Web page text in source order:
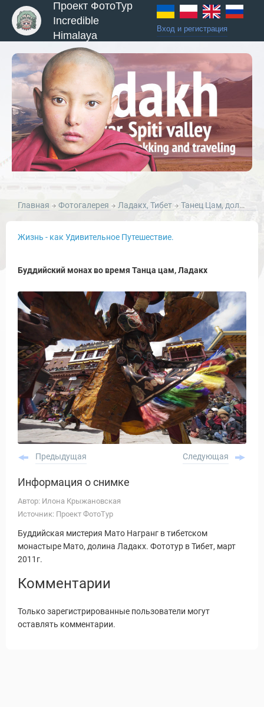
и Туры
Проект ФотоТур
Incredible
Himalaya
Вход и регистрация
Главная Фотогалерея Ладакх, Тибет Танец Цам, долина Ладакх, Тибет, 2010 год.
Жизнь - как Удивительное Путешествие.
Буддийский монах во время Танца цам, Ладакх
Предыдущая Следующая
Информация о снимке
Автор: Илона Крыжановская
Источник: Проект ФотоТур
Буддийская мистерия Мато Награнг в тибетском
монастыре Мато, долина Ладакх. Фототур в Тибет, март
2011г.
Комментарии
Только зарегистрированные пользователи могут
оставлять комментарии.